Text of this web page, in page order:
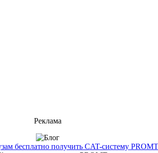
Реклама
бесплатно получить CAT-систему